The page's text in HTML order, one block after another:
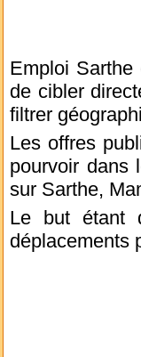
Emploi
de cibler
filtrer
Les offres
pourvoir dans
sur Sarthe,
Le but étant
déplacements